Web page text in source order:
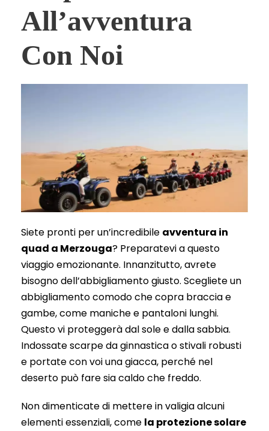
All’avventura
Con Noi
Siete pronti per un’incredibile avventura in
quad a Merzouga? Preparatevi a questo
viaggio emozionante. Innanzitutto, avrete
bisogno dell’abbigliamento giusto. Scegliete un
abbigliamento comodo che copra braccia e
gambe, come maniche e pantaloni lunghi.
Questo vi proteggerà dal sole e dalla sabbia.
Indossate scarpe da ginnastica o stivali robusti
e portate con voi una giacca, perché nel
deserto può fare sia caldo che freddo.
Non dimenticate di mettere in valigia alcuni
elementi essenziali, come la protezione solare